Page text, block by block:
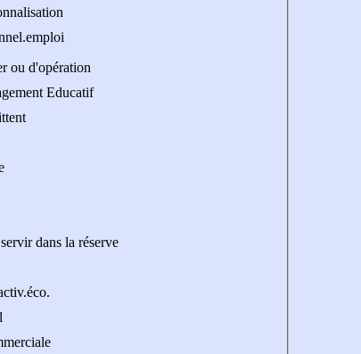
ou d'opération
Educatif
dans la réserve